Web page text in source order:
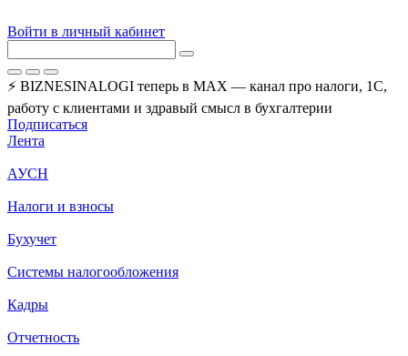
Войти в личный кабинет
⚡ BIZNESINALOGI теперь в MAX — канал про налоги, 1С,
работу с клиентами и здравый смысл в бухгалтерии
Подписаться
Лента
АУСН
Налоги и взносы
Бухучет
Системы налогообложения
Кадры
Отчетность